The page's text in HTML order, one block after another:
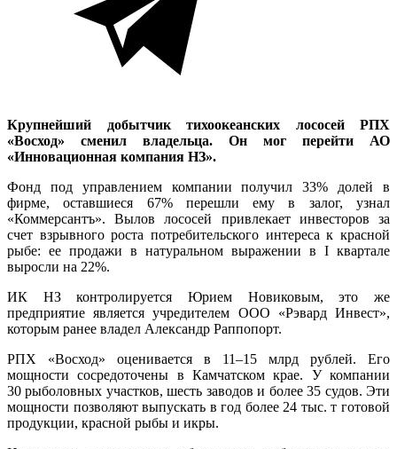
Крупнейший добытчик тихоокеанских лососей РПХ
«Восход» сменил владельца. Он мог перейти АО
«Инновационная компания НЗ».
Фонд под управлением компании получил 33% долей в
фирме, оставшиеся 67% перешли ему в залог, узнал
«Коммерсантъ». Вылов лососей привлекает инвесторов за
счет взрывного роста потребительского интереса к красной
рыбе: ее продажи в натуральном выражении в I квартале
выросли на 22%.
ИК НЗ контролируется Юрием Новиковым, это же
предприятие является учредителем ООО «Рэвард Инвест»,
которым ранее владел Александр Раппопорт.
РПХ «Восход» оценивается в 11–15 млрд рублей. Его
мощности сосредоточены в Камчатском крае. У компании
30 рыболовных участков, шесть заводов и более 35 судов. Эти
мощности позволяют выпускать в год более 24 тыс. т готовой
продукции, красной рыбы и икры.